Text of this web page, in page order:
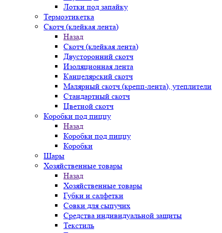
Лотки под запайку
Термоэтикетка
Скотч (клейкая лента)
Назад
Скотч (клейкая лента)
Двусторонний скотч
Изоляционная лента
Канцелярский скотч
Малярный скотч (крепп-лента), утеплители
Стандартный скотч
Цветной скотч
Коробки под пиццу
Назад
Коробки под пиццу
Коробки
Шары
Хозяйственные товары
Назад
Хозяйственные товары
Губки и салфетки
Совки для сыпучих
Средства индивидуальной защиты
Текстиль